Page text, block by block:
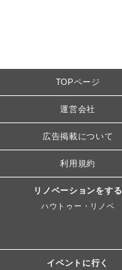
TOPページ
運営会社
広告掲載について
利用規約
リノベーションをする
ハウトゥー・リノベ
イベントに行く